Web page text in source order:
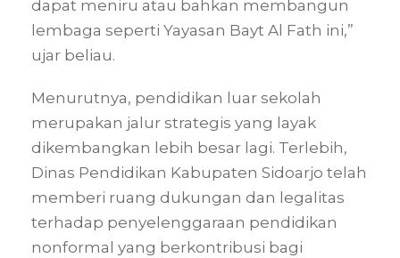
dapat meniru atau bahkan membangun
lembaga seperti Yayasan Bayt Al Fath ini,”
ujar beliau.
Menurutnya, pendidikan luar sekolah
merupakan jalur strategis yang layak
dikembangkan lebih besar lagi. Terlebih,
Dinas Pendidikan Kabupaten Sidoarjo telah
memberi ruang dukungan dan legalitas
terhadap penyelenggaraan pendidikan
nonformal yang berkontribusi bagi